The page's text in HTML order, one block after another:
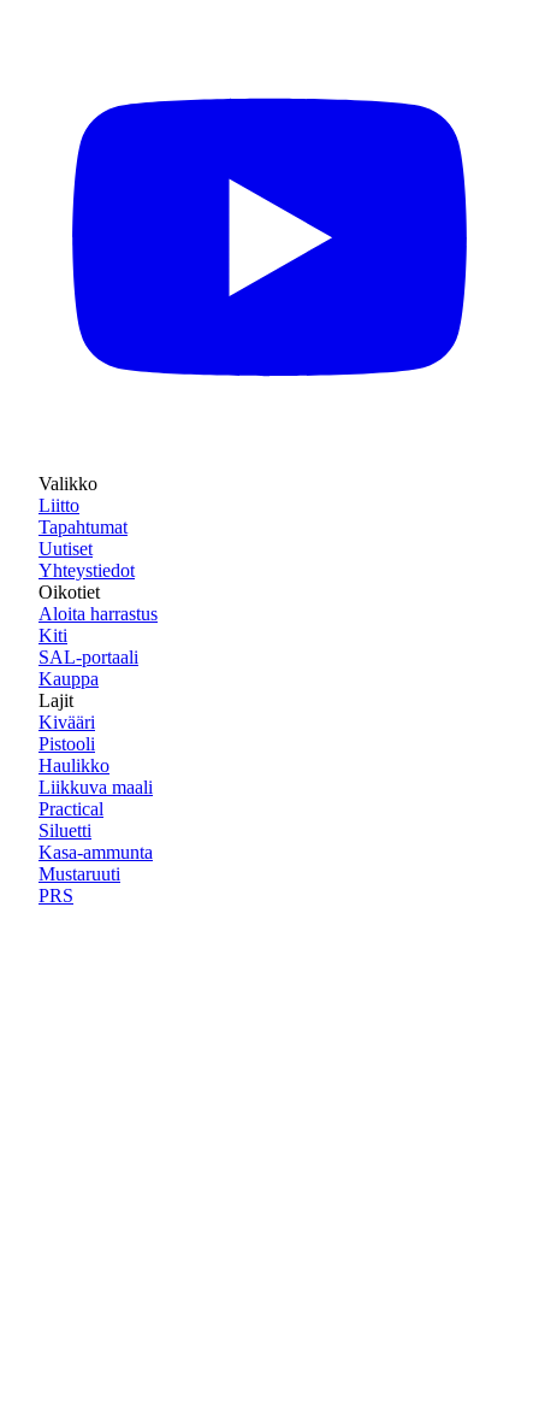
Valikko
Liitto
Tapahtumat
Uutiset
Yhteystiedot
Oikotiet
Aloita harrastus
Kiti
SAL-portaali
Kauppa
Lajit
Kivääri
Pistooli
Haulikko
Liikkuva maali
Practical
Siluetti
Kasa-ammunta
Mustaruuti
PRS